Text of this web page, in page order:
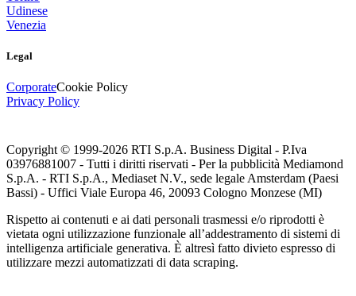
Udinese
Venezia
Legal
CorporateCookie Policy
Privacy Policy
Copyright © 1999-2026 RTI S.p.A. Business Digital - P.Iva
03976881007 - Tutti i diritti riservati - Per la pubblicità Mediamond
S.p.A. - RTI S.p.A., Mediaset N.V., sede legale Amsterdam (Paesi
Bassi) - Uffici Viale Europa 46, 20093 Cologno Monzese (MI)
Rispetto ai contenuti e ai dati personali trasmessi e/o riprodotti è
vietata ogni utilizzazione funzionale all’addestramento di sistemi di
intelligenza artificiale generativa. È altresì fatto divieto espresso di
utilizzare mezzi automatizzati di data scraping.